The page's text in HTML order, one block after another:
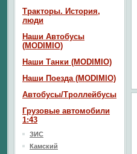
Тракторы. История,
люди
Наши Автобусы
(MODIMIO)
Наши Танки (MODIMIO)
Наши Поезда (MODIMIO)
Автобусы/Троллейбусы
Грузовые автомобили
1:43
ЗИС
Камский